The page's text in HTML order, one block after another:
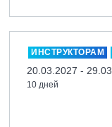
ИНСТРУКТОРАМ
20.03.2027 -
10 дней